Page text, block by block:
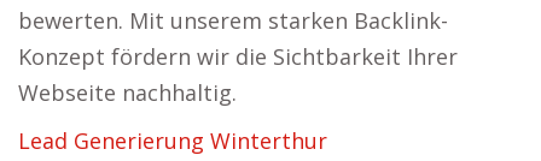
bewerten. Mit unserem starken Backlink-
Konzept fördern wir die Sichtbarkeit Ihrer
Webseite nachhaltig.
Lead Generierung Winterthur